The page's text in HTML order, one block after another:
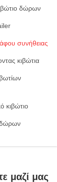
δώρων
συνήθειας
κιβώτια
κιβώτιο
δώρων
μαζί μας